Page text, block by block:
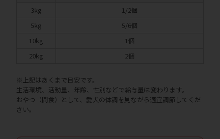
3kg
1/2個
5kg
5/6個
10kg
1個
20kg
2個
※上記はあくまで目安です。
生活環境、活動量、年齢、性別などで給与量は変わります。
おやつ（間食）として、愛犬の体調を見ながら適宜調節してくだ
さい。